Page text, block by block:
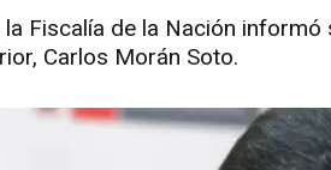
Fiscalía de la Nación
Carlos Morán Soto.